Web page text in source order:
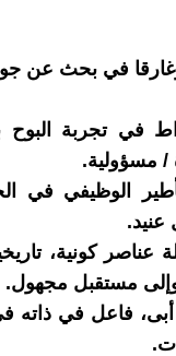
في بحث عن
في تجربة
/ مسؤولية.
الوظيفي في
كونية،
مستقبل مجهول.
فاعل في ذاته